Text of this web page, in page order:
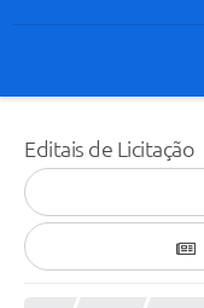
Editais de Licitação